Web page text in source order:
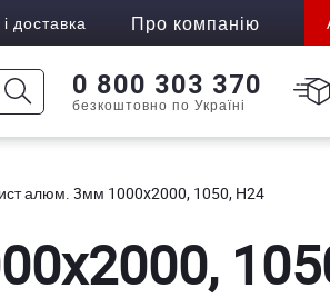
доставка Про компанію
0 800 303 370
безкоштовно по Україні
алюм. 3мм 1000x2000, 1050, Н24